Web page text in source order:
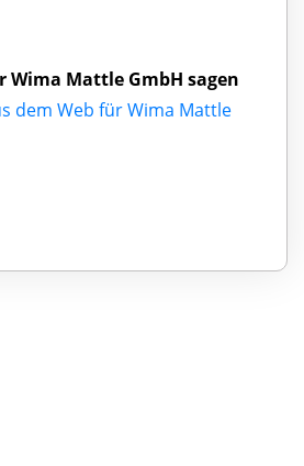
Wima Mattle GmbH sagen
dem Web für Wima Mattle